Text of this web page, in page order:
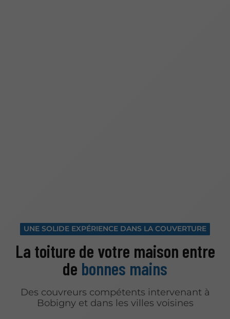
UNE SOLIDE EXPÉRIENCE DANS LA COUVERTURE
La toiture de votre maison entre
de bonnes mains
Des couvreurs compétents intervenant à
Bobigny et dans les villes voisines